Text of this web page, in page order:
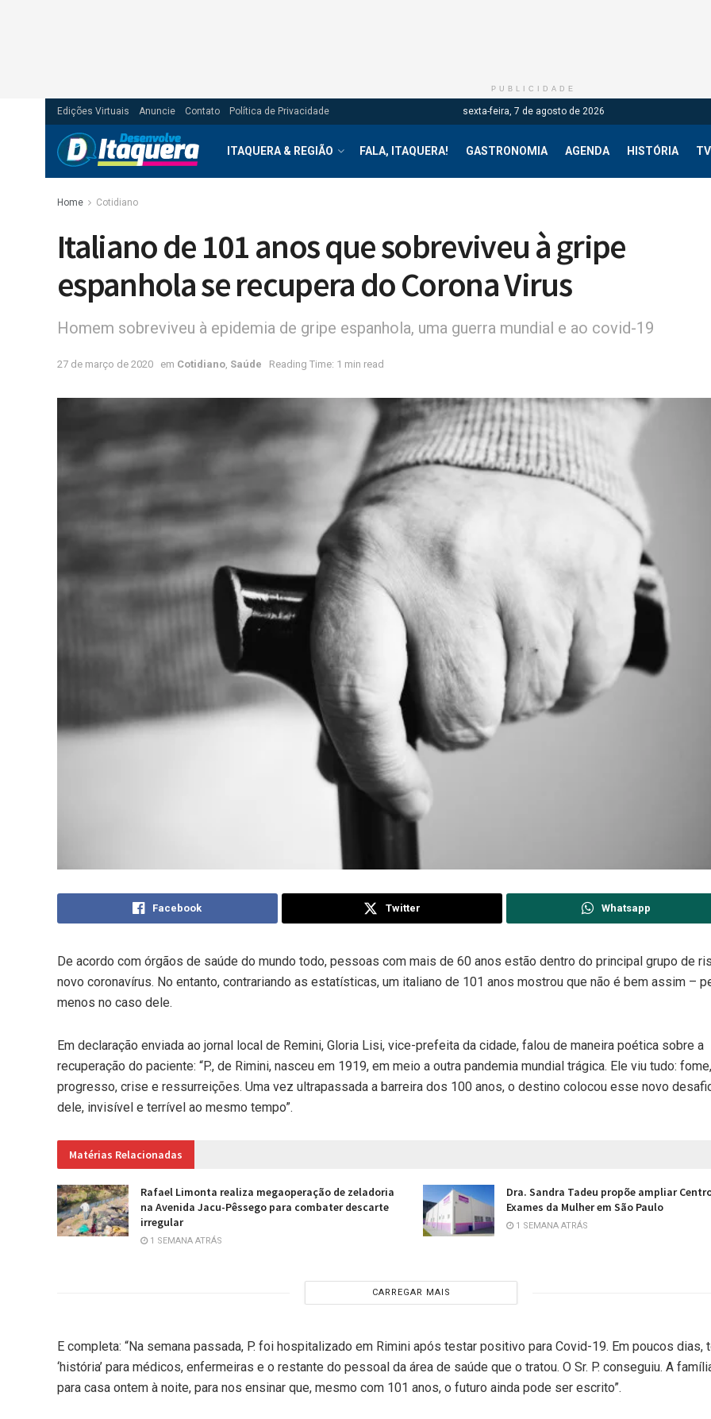
PUBLICIDADE
Edições Virtuais Anuncie Contato Política de Privacidade sexta-feira, 7 de agosto de 2026
ITAQUERA & REGIÃO FALA, ITAQUERA! GASTRONOMIA AGENDA HISTÓRIA
Home Cotidiano
Italiano de 101 anos que sobreviveu à gripe
espanhola se recupera do Corona Virus
Homem sobreviveu à epidemia de gripe espanhola, uma guerra mundial e ao covid-19
27 de março de 2020 em Cotidiano Saúde Reading Time: 1 min read
Facebook Twitter Whatsapp
De acordo com órgãos de saúde do mundo todo, pessoas com mais de 60 anos estão dentro do principal grupo de
novo coronavírus. No entanto, contrariando as estatísticas, um italiano de 101 anos mostrou que não é bem assim –
menos no caso dele.
Em declaração enviada ao jornal local de Remini, Gloria Lisi, vice-prefeita da cidade, falou de maneira poética sobre a
recuperação do paciente: “P., de Rimini, nasceu em 1919, em meio a outra pandemia mundial trágica. Ele viu tudo:
progresso, crise e ressurreições. Uma vez ultrapassada a barreira dos 100 anos, o destino colocou esse novo
dele, invisível e terrível ao mesmo tempo”.
Matérias Relacionadas
Rafael Limonta realiza megaoperação de zeladoria
na Avenida Jacu-Pêssego para combater descarte
irregular
1 SEMANA ATRÁS
Dra. Sandra Tadeu propõe ampliar
Exames da Mulher em São Paulo
1 SEMANA ATRÁS
CARREGAR MAIS
E completa: “Na semana passada, P. foi hospitalizado em Rimini após testar positivo para Covid-19. Em poucos dias,
‘história’ para médicos, enfermeiras e o restante do pessoal da área de saúde que o tratou. O Sr. P. conseguiu. A
para casa ontem à noite, para nos ensinar que, mesmo com 101 anos, o futuro ainda pode ser escrito”.